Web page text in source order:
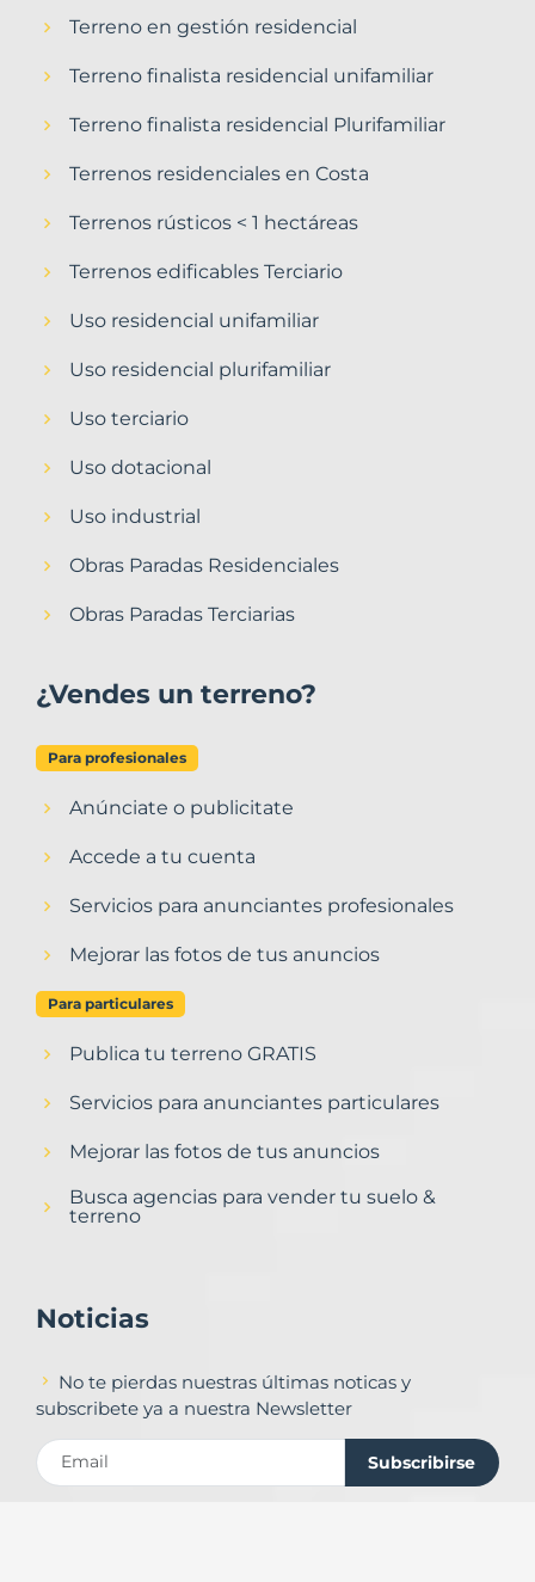
Terreno en gestión residencial
Terreno finalista residencial unifamiliar
Terreno finalista residencial Plurifamiliar
Terrenos residenciales en Costa
Terrenos rústicos < 1 hectáreas
Terrenos edificables Terciario
Uso residencial unifamiliar
Uso residencial plurifamiliar
Uso terciario
Uso dotacional
Uso industrial
Obras Paradas Residenciales
Obras Paradas Terciarias
¿Vendes un terreno?
Para profesionales
Anúnciate o publicitate
Accede a tu cuenta
Servicios para anunciantes profesionales
Mejorar las fotos de tus anuncios
Para particulares
Publica tu terreno GRATIS
Servicios para anunciantes particulares
Mejorar las fotos de tus anuncios
Busca agencias para vender tu suelo &
terreno
Noticias
No te pierdas nuestras últimas noticas y
subscribete ya a nuestra Newsletter
Subscribirse